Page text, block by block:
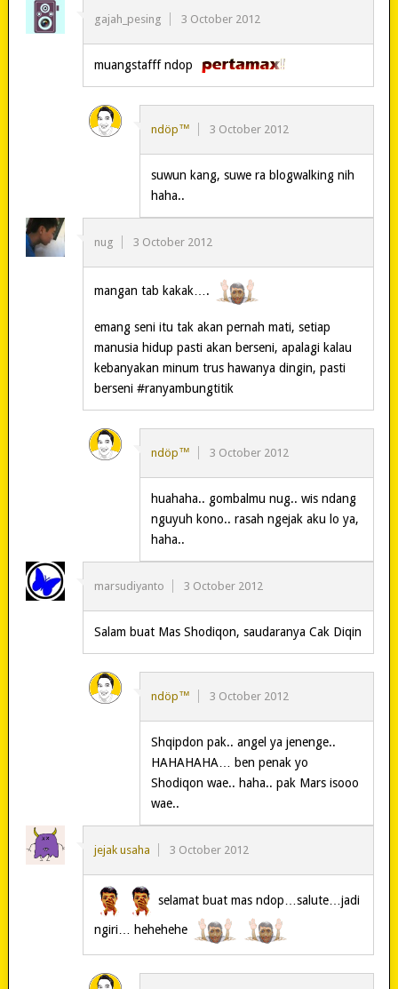
gajah_pesing 3 October 2012
muangstafff ndop
ndöp™ 3 October 2012
suwun kang, suwe ra blogwalking nih
haha..
nug 3 October 2012
mangan tab kakak….
emang seni itu tak akan pernah mati, setiap
manusia hidup pasti akan berseni, apalagi kalau
kebanyakan minum trus hawanya dingin, pasti
berseni #ranyambungtitik
ndöp™ 3 October 2012
huahaha.. gombalmu nug.. wis ndang
nguyuh kono.. rasah ngejak aku lo ya,
haha..
marsudiyanto 3 October 2012
Salam buat Mas Shodiqon, saudaranya Cak Diqin
ndöp™ 3 October 2012
Shqipdon pak.. angel ya jenenge..
HAHAHAHA… ben penak yo
Shodiqon wae.. haha.. pak Mars isooo
wae..
jejak usaha 3 October 2012
selamat buat mas ndop…salute…jadi
ngiri… hehehehe